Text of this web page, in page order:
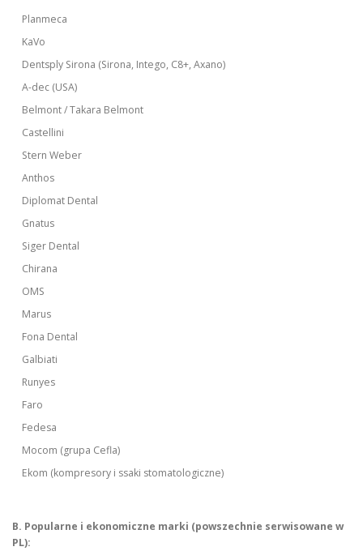
Planmeca
KaVo
Dentsply Sirona (Sirona, Intego, C8+, Axano)
A-dec (USA)
Belmont / Takara Belmont
Castellini
Stern Weber
Anthos
Diplomat Dental
Gnatus
Siger Dental
Chirana
OMS
Marus
Fona Dental
Galbiati
Runyes
Faro
Fedesa
Mocom (grupa Cefla)
Ekom (kompresory i ssaki stomatologiczne)
B. Popularne i ekonomiczne marki (powszechnie serwisowane w
PL):